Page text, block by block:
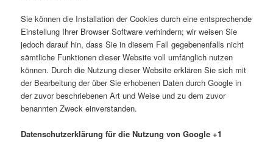
Sie können die Installation der Cookies durch eine entsprechende
Einstellung Ihrer Browser Software verhindern; wir weisen Sie
jedoch darauf hin, dass Sie in diesem Fall gegebenenfalls nicht
sämtliche Funktionen dieser Website voll umfänglich nutzen
können. Durch die Nutzung dieser Website erklären Sie sich mit
der Bearbeitung der über Sie erhobenen Daten durch Google in
der zuvor beschriebenen Art und Weise und zu dem zuvor
benannten Zweck einverstanden.
Datenschutzerklärung für die Nutzung von Google +1